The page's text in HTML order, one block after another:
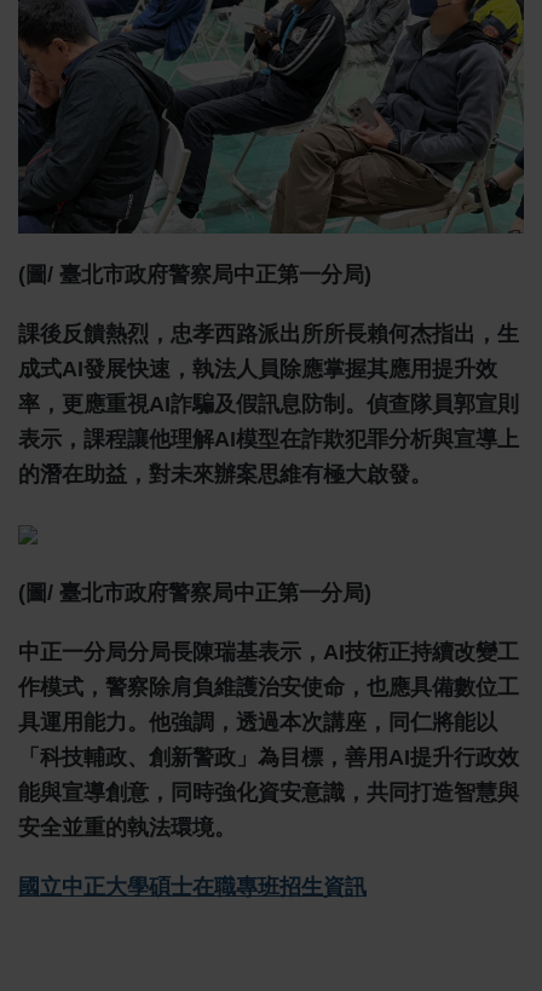
(圖/ 臺北市政府警察局中正第一分局)
課後反饋熱烈，忠孝西路派出所所長賴何杰指出，生
成式AI發展快速，執法人員除應掌握其應用提升效
率，更應重視AI詐騙及假訊息防制。偵查隊員郭宣則
表示，課程讓他理解AI模型在詐欺犯罪分析與宣導上
的潛在助益，對未來辦案思維有極大啟發。
(圖/ 臺北市政府警察局中正第一分局)
中正一分局分局長陳瑞基表示，AI技術正持續改變工
作模式，警察除肩負維護治安使命，也應具備數位工
具運用能力。他強調，透過本次講座，同仁將能以
「科技輔政、創新警政」為目標，善用AI提升行政效
能與宣導創意，同時強化資安意識，共同打造智慧與
安全並重的執法環境。
國立中正大學碩士在職專班招生資訊